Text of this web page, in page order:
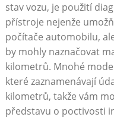
stav vozu, je použití
přístroje nejenže
počítače automobilu,
by mohly naznačovat
kilometrů. Mnohé
které zaznamenávají
kilometrů, takže vám
představu o poctivosti